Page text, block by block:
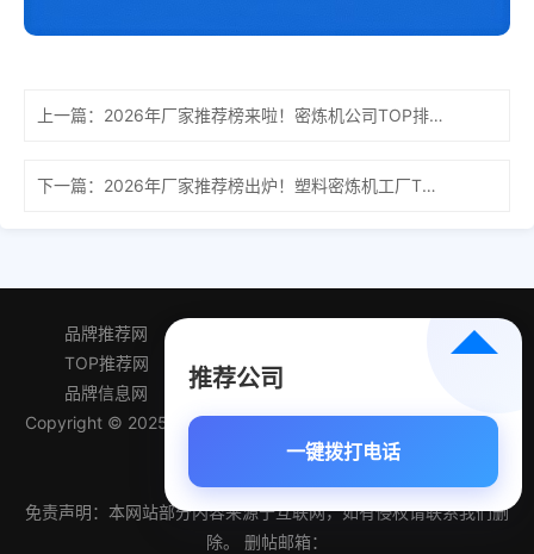
上一篇： 2026年厂家推荐榜来啦！密炼机公司TOP排名榜揭晓，看看哪
下一篇： 2026年厂家推荐榜出炉！塑料密炼机工厂TOP排名榜，看看知
品牌推荐网
精选推荐网
TOP推荐网
品牌百科网
品牌信息网
企业排名榜
Copyright © 2025品牌推荐网 All Rights Reserved 备案号:苏ICP
备2025156018号
免责声明：本网站部分内容来源于互联网，如有侵权请联系我们删
除。 删帖邮箱：
推荐公司
一键拨打电话